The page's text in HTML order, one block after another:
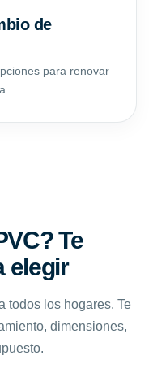
de
para renovar
Te
elegir
todos los hogares. Te
dimensiones,